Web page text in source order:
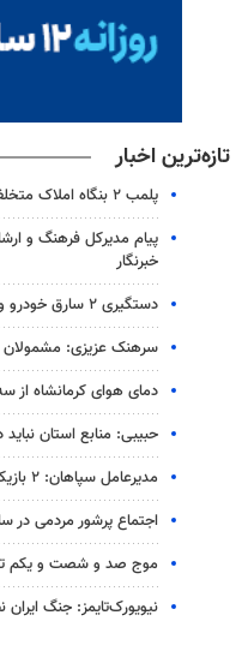
تازه‌ترین اخبار
پلمب ۲ بنگاه املاک متخلف در خرم‌آباد
پیام مدیرکل فرهنگ و
خبرنگار
دستگیری ۲ سارق خودرو و کشف خودروهای مسروقه در پلدختر
سرهنک عزیزی: مشمولان
دمای هوای کرمانشاه از
حبیبی: منابع استان
مدیرعامل سپاهان: ۲ بازیکن دیگر جذب خواهیم کرد
اجتماع پرشور مردمی در
موج صد و شصت و یکم
نیویورک‌تایمز: جنگ ایران